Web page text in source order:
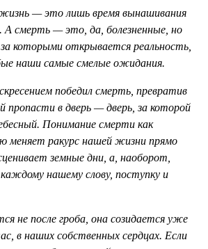
— это лишь время вынашивания
А смерть — это, да, болезненные, но
которыми открывается реальность,
наши самые смелые ожидания.
победил смерть, превратив
пропасти в дверь — дверь, за которой
Понимание смерти как
меняет ракурс нашей жизни прямо
земные дни, а, наоборот,
нашему слову, поступку и
не после гроба, она созидается уже
в наших собственных сердцах. Если